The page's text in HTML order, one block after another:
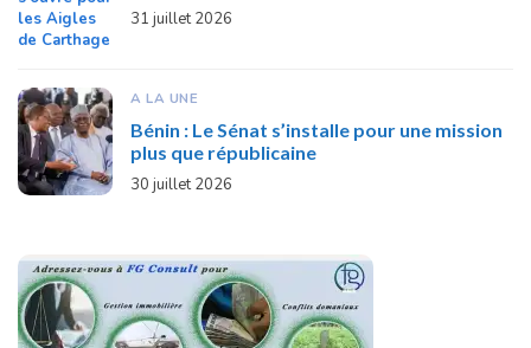
31 juillet 2026
A LA UNE
Bénin : Le Sénat s’installe pour une mission
plus que républicaine
30 juillet 2026